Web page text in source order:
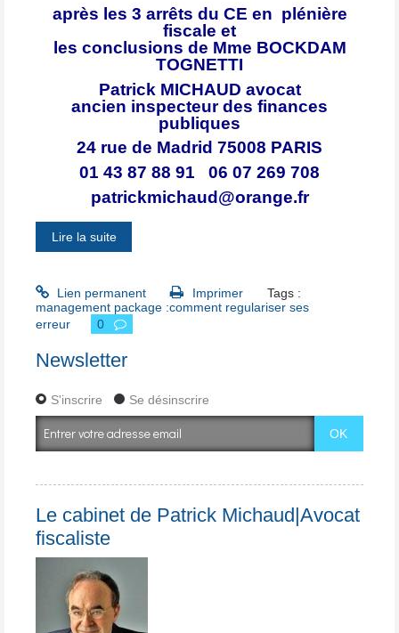
après les 3 arrêts du CE en plénière
fiscale et
les conclusions de Mme BOCKDAM
TOGNETTI
Patrick MICHAUD avocat
ancien inspecteur des finances
publiques
24 rue de Madrid 75008 PARIS
01 43 87 88 91 06 07 269 708
patrickmichaud@orange.fr
Lire la suite
Lien permanent Imprimer
Tags :
management package :comment regulariser ses
erreur
0
Newsletter
S'inscrire Se désinscrire
Le cabinet de Patrick Michaud|Avocat
fiscaliste